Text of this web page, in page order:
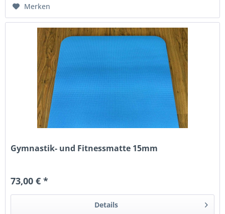
Merken
Gymnastik- und Fitnessmatte 15mm
73,00 € *
Details